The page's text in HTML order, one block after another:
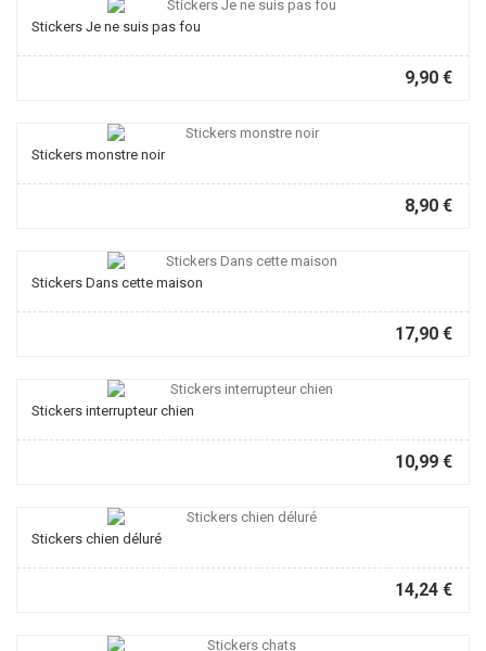
Stickers Je ne suis pas fou
9,90 €
Stickers monstre noir
8,90 €
Stickers Dans cette maison
17,90 €
Stickers interrupteur chien
10,99 €
Stickers chien déluré
14,24 €